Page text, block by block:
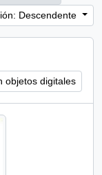
Descendente
objetos digitales